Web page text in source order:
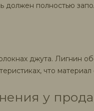
должен полностью
джута. Лигнин
что
у